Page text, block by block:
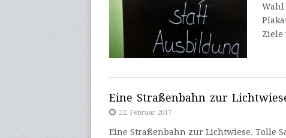
Wahl
Ziele
Eine Straßenbahn zur
22. Februar 2017
Eine Straßenbahn zur Lichtwiese. Tolle